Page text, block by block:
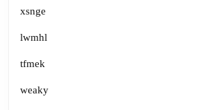
xsnge
lwmhl
tfmek
weaky